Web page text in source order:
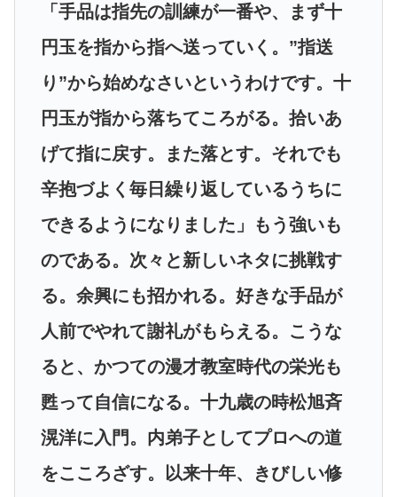
「手品は指先の訓練が一番や、まず十
円玉を指から指へ送っていく。”指送
り”から始めなさいというわけです。十
円玉が指から落ちてころがる。拾いあ
げて指に戻す。また落とす。それでも
辛抱づよく毎日繰り返しているうちに
できるようになりました」もう強いも
のである。次々と新しいネタに挑戦す
る。余興にも招かれる。好きな手品が
人前でやれて謝礼がもらえる。こうな
ると、かつての漫才教室時代の栄光も
甦って自信になる。十九歳の時松旭斉
滉洋に入門。内弟子としてプロへの道
をこころざす。以来十年、きびしい修